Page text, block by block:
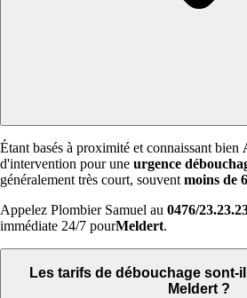
Étant basés à proximité et connaissant bien
d'intervention pour une urgence
généralement très court, souvent moins de
Appelez Plombier Samuel au 0476/
immédiate 24/7 pourMeldert.
Les tarifs de débouchage sont-
Meldert ?